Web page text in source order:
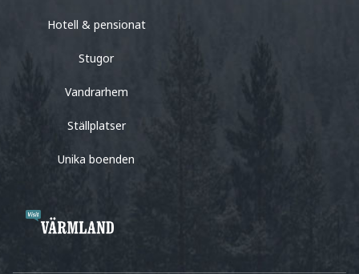
Hotell & pensionat
Stugor
Vandrarhem
Ställplatser
Unika boenden